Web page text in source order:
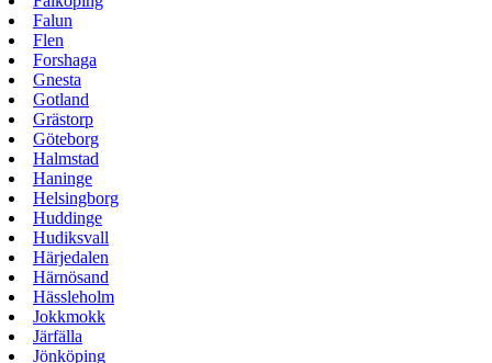
Falun
Flen
Forshaga
Gnesta
Gotland
Grästorp
Göteborg
Halmstad
Haninge
Helsingborg
Huddinge
Hudiksvall
Härjedalen
Härnösand
Hässleholm
Jokkmokk
Järfälla
Jönköping